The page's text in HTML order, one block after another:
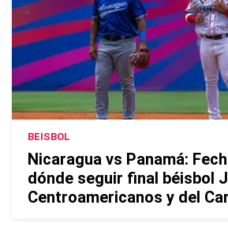
BEISBOL
Nicaragua vs Panamá:
dónde seguir final béisbol
Centroamericanos y del